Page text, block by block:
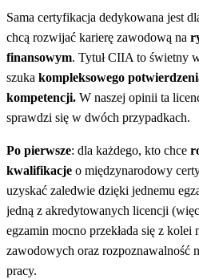
Sama certyfikacja dedykowana jest
chcą rozwijać karierę zawodową na
finansowym. Tytuł CIIA to świetny
szuka kompleksowego
kompetencji. W naszej opinii ta
sprawdzi się w dwóch przypadkach.
Po pierwsze: dla każdego, kto chce
kwalifikacje o międzynarodowy
uzyskać zaledwie dzięki jednemu
jedną z akredytowanych licencji
egzamin mocno przekłada się z
zawodowych oraz rozpoznawalność
pracy.